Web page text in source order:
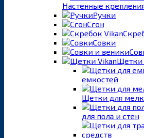
Настенные
Ручки
Сгон
Совки
Щетки
емкостей
Щетки для
для пола и стен